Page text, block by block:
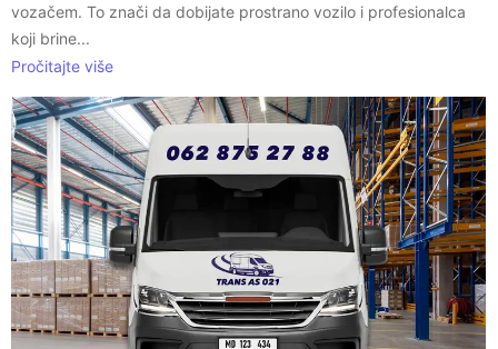
vozačem. To znači da dobijate prostrano vozilo i profesionalca
koji brine...
Pročitajte više